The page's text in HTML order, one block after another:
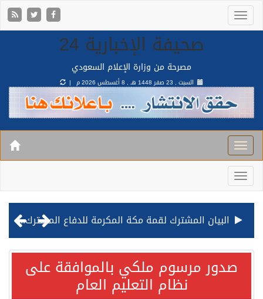
صحيفة الإخبارية 24
مصرحة من وزارة الإعلام السعودي
السبت , 23 صفر 1448 هـ , 8 أغسطس 2026 م |
البيان المشترك لقمة مكة المكرمة للدفاع المشترك بين المملكة وتركيا وباكستان
قيادة القوات المشتركة للتحالف: نفذنا عملية رد عسكري متناسبة لأهداف عسكرية مشروعة تابعة للمليشيا الحوثية الإرهابية في محافظة الحديدة
صدور مرسوم ملكي بالموافقة على
نظام التعليم العام